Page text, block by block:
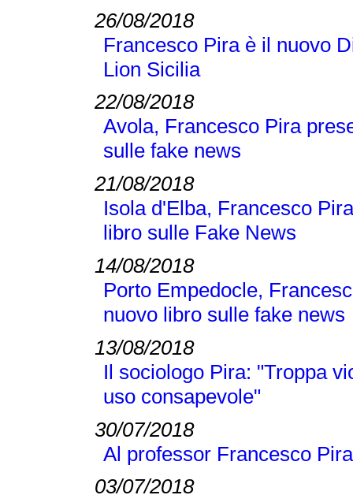
26/08/2018
Francesco Pira è il nuovo
Lion Sicilia
22/08/2018
Avola, Francesco Pira
sulle fake news
21/08/2018
Isola d'Elba, Francesco
libro sulle Fake News
14/08/2018
Porto Empedocle,
nuovo libro sulle fake news
13/08/2018
Il sociologo Pira: "Troppa
uso consapevole"
30/07/2018
Al professor Francesco
03/07/2018